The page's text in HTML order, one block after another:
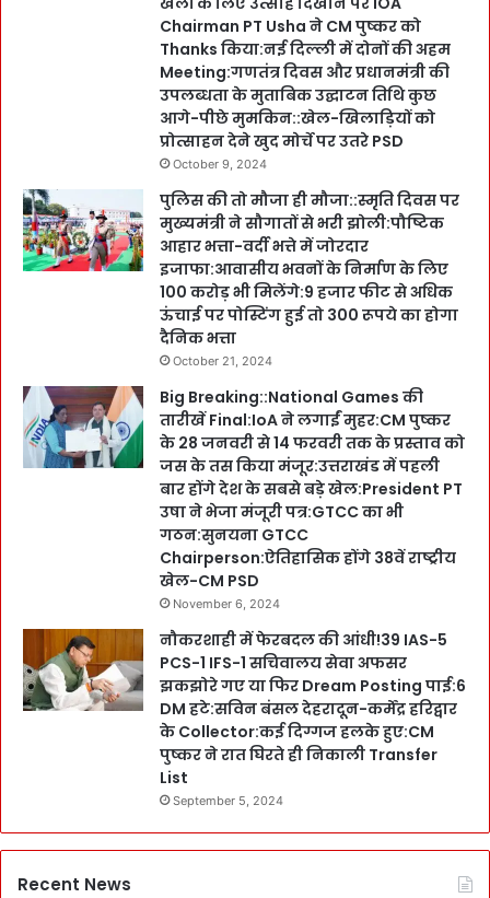
Chairman PT Usha ने CM पुष्कर को
Thanks किया:नई दिल्ली में दोनों की अहम
Meeting:गणतंत्र दिवस और प्रधानमंत्री की
उपलब्धता के मुताबिक उद्घाटन तिथि कुछ
आगे-पीछे मुमकिन::खेल-खिलाड़ियों को
प्रोत्साहन देने खुद मोर्चे पर उतरे PSD
October 9, 2024
पुलिस की तो मौजा ही मौजा::स्मृति दिवस पर
मुख्यमंत्री ने सौगातों से भरी झोली:पौष्टिक
आहार भत्ता-वर्दी भत्ते में जोरदार
इजाफा:आवासीय भवनों के निर्माण के लिए
100 करोड़ भी मिलेंगे:9 हजार फीट से अधिक
ऊंचाई पर पोस्टिंग हुई तो 300 रूपये का होगा
दैनिक भत्ता
October 21, 2024
Big Breaking::National Games की
तारीखें Final:IoA ने लगाईं मुहर:CM पुष्कर
के 28 जनवरी से 14 फरवरी तक के प्रस्ताव को
जस के तस किया मंजूर:उत्तराखंड में पहली
बार होंगे देश के सबसे बड़े खेल:President PT
उषा ने भेजा मंजूरी पत्र:GTCC का भी
गठन:सुनयना GTCC
Chairperson:ऐतिहासिक होंगे 38वें राष्ट्रीय
खेल-CM PSD
November 6, 2024
नौकरशाही में फेरबदल की आंधी!39 IAS-5
PCS-1 IFS-1 सचिवालय सेवा अफसर
झकझोरे गए या फिर Dream Posting पाई:6
DM हटे:सविन बंसल देहरादून-कर्मेंद्र हरिद्वार
के Collector:कई दिग्गज हलके हुए:CM
पुष्कर ने रात घिरते ही निकाली Transfer
List
September 5, 2024
Recent News